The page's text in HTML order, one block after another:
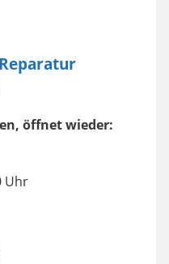
öffnet wieder:
Uhr